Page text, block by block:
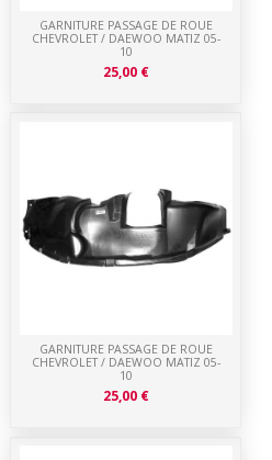
GARNITURE PASSAGE DE ROUE
CHEVROLET / DAEWOO MATIZ 05-
10
25,00 €
GARNITURE PASSAGE DE ROUE
CHEVROLET / DAEWOO MATIZ 05-
10
25,00 €